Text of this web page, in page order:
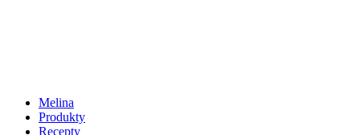
Melina
Produkty
Recepty